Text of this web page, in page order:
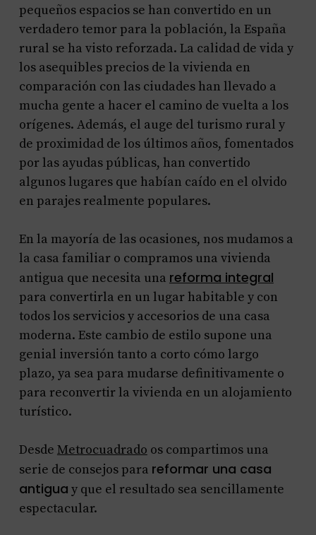
pequeños espacios se han convertido en un
verdadero temor para la población, la España
rural se ha visto reforzada. La calidad de vida y
los asequibles precios de la vivienda en
comparación con las ciudades han llevado a
mucha gente a hacer el camino de vuelta a los
orígenes. Además, el auge del turismo rural y
de proximidad de los últimos años, fomentados
por las ayudas públicas, han convertido
algunos lugares que habían caído en el olvido
en parajes realmente populares.
En la mayoría de las ocasiones, nos mudamos a
la casa familiar o compramos una vivienda
antigua que necesita una reforma integral
para convertirla en un lugar habitable y con
todos los servicios y accesorios de una casa
moderna. Este cambio de estilo supone una
genial inversión tanto a corto cómo largo
plazo, ya sea para mudarse definitivamente o
para reconvertir la vivienda en un alojamiento
turístico.
Desde Metrocuadrado os compartimos una
serie de consejos para reformar una casa
antigua y que el resultado sea sencillamente
espectacular.